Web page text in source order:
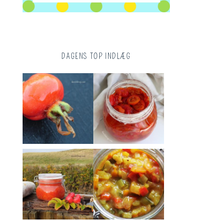
DAGENS TOP INDLÆG